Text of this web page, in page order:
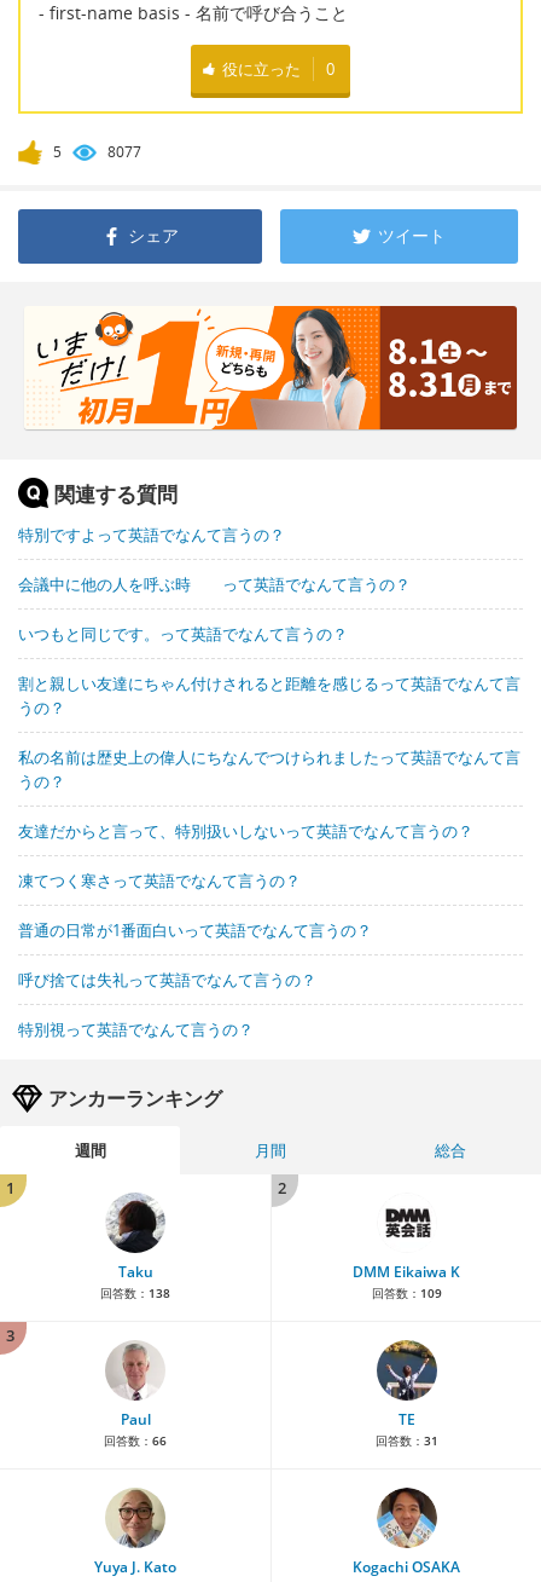
- first-name basis - 名前で呼び合うこと
役に立った 0
5 8077
シェア ツイート
関連する質問
特別ですよって英語でなんて言うの？
会議中に他の人を呼ぶ時 って英語でなんて言うの？
いつもと同じです。って英語でなんて言うの？
割と親しい友達にちゃん付けされると距離を感じるって英語でなんて言
うの？
私の名前は歴史上の偉人にちなんでつけられましたって英語でなんて言
うの？
友達だからと言って、特別扱いしないって英語でなんて言うの？
凍てつく寒さって英語でなんて言うの？
普通の日常が1番面白いって英語でなんて言うの？
呼び捨ては失礼って英語でなんて言うの？
特別視って英語でなんて言うの？
アンカーランキング
週間 月間
総合
1
Taku
回答数： 138
2
DMM Eikaiwa K
回答数： 109
3
Paul
回答数： 66
TE
回答数： 31
Yuya J. Kato Kogachi OSAKA